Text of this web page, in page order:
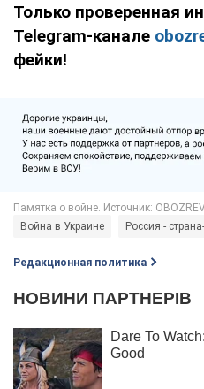
Только проверенная
Telegram-канале
фейки!
Война в Украине Россия -
Редакционная политика